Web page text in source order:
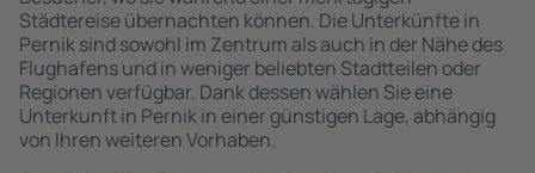
Städtereise übernachten können. Die Unterkünfte in
Pernik sind sowohl im Zentrum als auch in der Nähe des
Flughafens und in weniger beliebten Stadtteilen oder
Regionen verfügbar. Dank dessen wählen Sie eine
Unterkunft in Pernik in einer günstigen Lage, abhängig
von Ihren weiteren Vorhaben.